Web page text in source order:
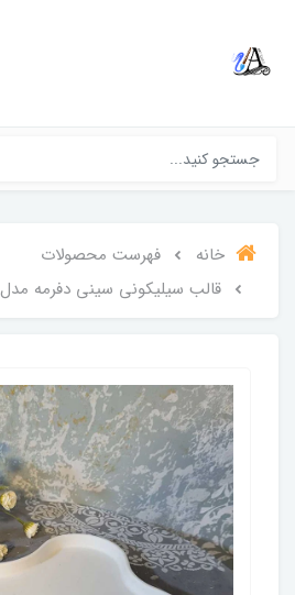
خانه
فهرست محصولات
قالب سیلیکونی سینی دفرمه مدل 1